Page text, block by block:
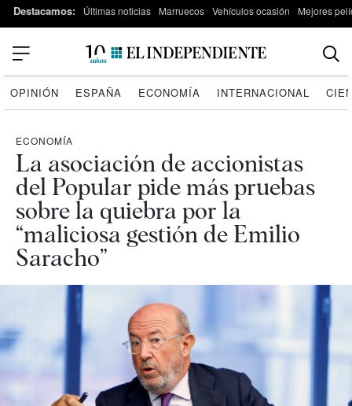
Destacamos: Últimas noticias Marruecos Vehículos ocasión Mejores
OPINIÓN ESPAÑA ECONOMÍA INTERNACIONAL
ECONOMÍA
La asociación de accionistas
del Popular pide más pruebas
sobre la quiebra por la
“maliciosa gestión de Emilio
Saracho”